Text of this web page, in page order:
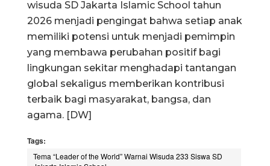
wisuda SD Jakarta Islamic School tahun
2026 menjadi pengingat bahwa setiap anak
memiliki potensi untuk menjadi pemimpin
yang membawa perubahan positif bagi
lingkungan sekitar menghadapi tantangan
global sekaligus memberikan kontribusi
terbaik bagi masyarakat, bangsa, dan
agama. [DW]
Tags:
Tema “Leader of the World” Warnai Wisuda 233 Siswa SD